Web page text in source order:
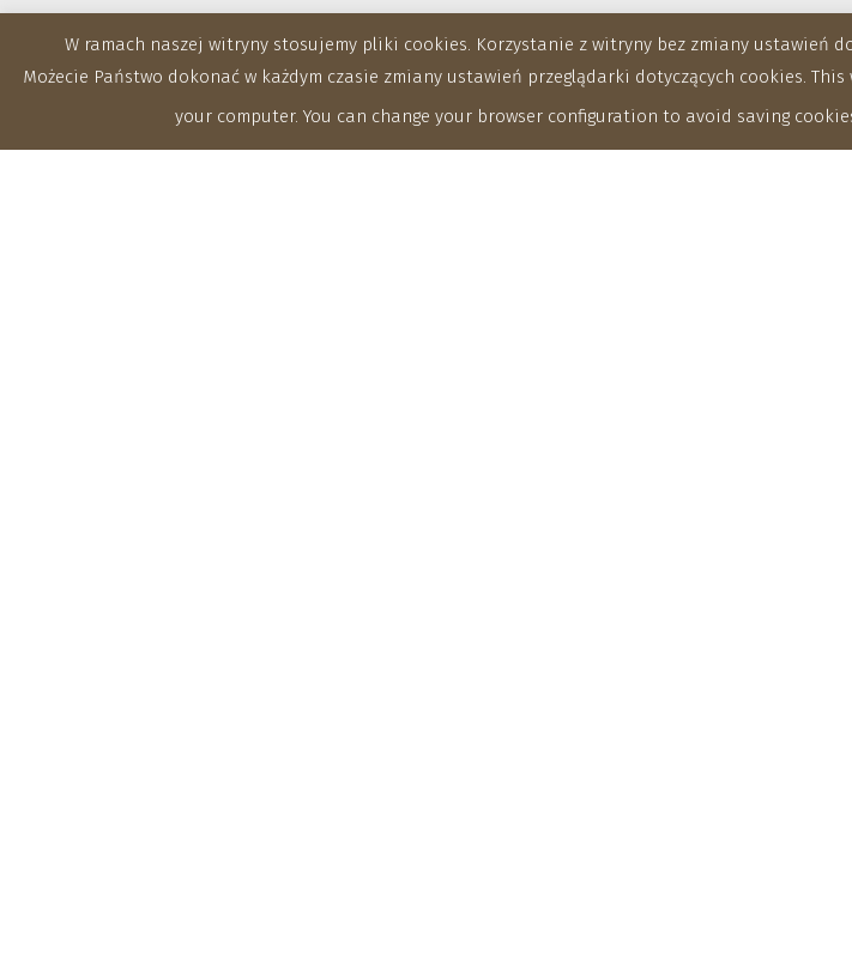
W ramach naszej witryny stosujemy pliki cookies. Korzystanie z witryny bez zmiany ustawień
Możecie Państwo dokonać w każdym czasie zmiany ustawień przeglądarki dotyczących cookies.
your computer. You can change your browser configuration to avoid saving